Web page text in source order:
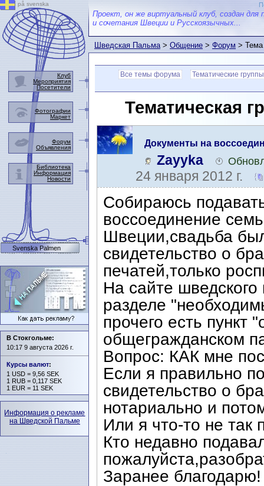
Проект, он же виртуальный клуб, создан для
и сочетания Швеции и Русскоязычных...
Шведская Пальма>Общение>Форум>
Все темы форума Тематические группы
Тематическая
Документы на
получение ВНЖ
Zayyka
24 января 2012 г.
Собираюсь
воссоединение
Швеции,свадьба
свидетельство о
печатей,только
На сайте шведского
разделе
прочего есть пункт
общегражданском
Вопрос: КАК мне
Если я правильно
свидетельство о
нотариально и
Или я что-то не так
Кто недавно
Заранее благодарю!
på svenska
Клуб
Мероприятия
Посетители
Фотографии
Маркет
Форум
Объявления
Библиотека
Информация
Новости
Svenska Palmen
В Стокгольме:
10:17 9 августа 2026 г.
Курсы валют:
1 USD = 9,56 SEK
1 RUB = 0,117 SEK
1 EUR = 11 SEK
Информация о рекламе
на Шведской Пальме